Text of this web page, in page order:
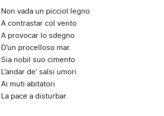
Non vada un picciol legno
A contrastar col vento
A provocar lo sdegno
D’un procelloso mar.
Sia nobil suo cimento
L’andar de’ salsi umori
Ai muti abitatori
La pace a disturbar.